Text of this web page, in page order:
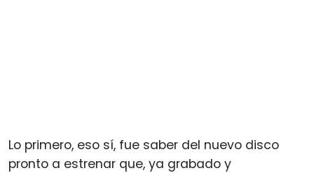
Lo primero, eso sí, fue saber del nuevo disco
pronto a estrenar que, ya grabado y